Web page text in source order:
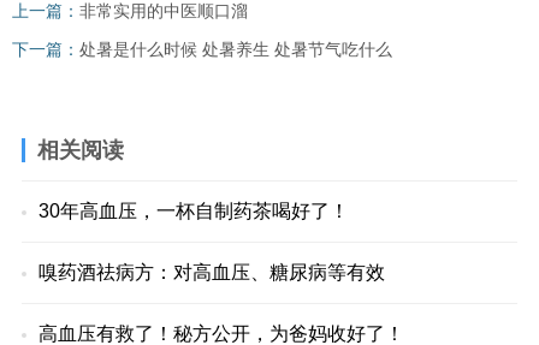
上一篇： 非常实用的中医顺口溜
下一篇： 处暑是什么时候 处暑养生 处暑节气吃什么
相关阅读
30年高血压，一杯自制药茶喝好了！
嗅药酒祛病方：对高血压、糖尿病等有效
高血压有救了！秘方公开，为爸妈收好了！